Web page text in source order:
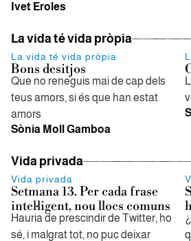
Ivet Eroles
La vida té vida pròpia
La vida té vida pròpia
Bons desitjos
Que no reneguis mai de cap dels
teus amors, si és que han estat
amors
Sònia Moll Gamboa
Vida privada
Vida privada
Setmana 13. Per cada frase
intel·ligent, nou llocs comuns
Hauria de prescindir de Twitter, ho
sé, i malgrat tot, no puc deixar